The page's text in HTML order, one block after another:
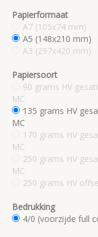
Papierformaat
A7 (105x74 mm)
A5 (148x210 mm)
A3 (297x420 mm)
Papiersoort
90 grams HV
MC
135 grams HV
MC
170 grams HV
MC
250 grams HV
MC
250 grams HV
Bedrukking
4/0 (voorzijde full